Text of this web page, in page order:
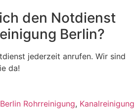
den Notdienst
Berlin?
jederzeit anrufen. Wir sind
da!
Berlin Rohrreinigung, Kanalreinigung